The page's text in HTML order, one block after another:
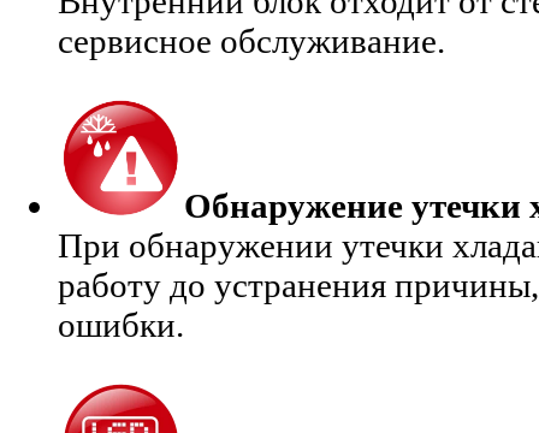
сервисное обслуживание.
Обнаружение утечки
При обнаружении утечки
работу до устранения
ошибки.